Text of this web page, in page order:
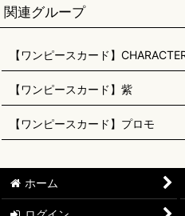
関連グループ
【ワンピースカード】
【ワンピースカード】紫
【ワンピースカード】プロモ
ホーム